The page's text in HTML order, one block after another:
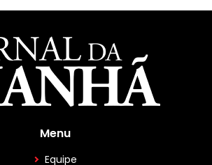
Menu
Equipe